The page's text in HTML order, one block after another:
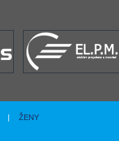
| ŽENY